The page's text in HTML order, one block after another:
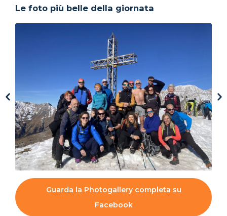
Le foto più belle della giornata
Guarda la Photogallery completa su
Facebook